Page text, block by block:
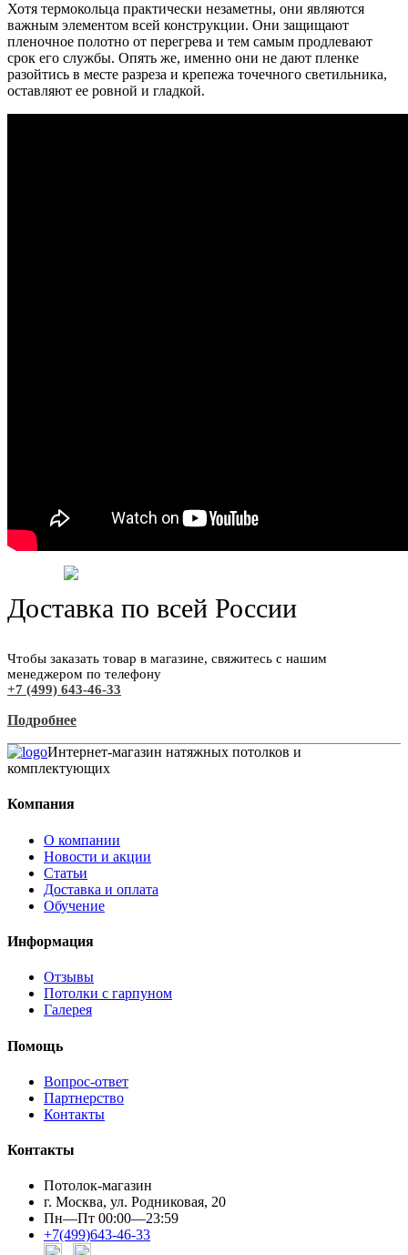
Хотя термокольца практически незаметны, они являются
важным элементом всей конструкции. Они защищают
пленочное полотно от перегрева и тем самым продлевают
срок его службы. Опять же, именно они не дают пленке
разойтись в месте разреза и крепежа точечного светильника,
оставляют ее ровной и гладкой.
Доставка по всей России
Чтобы заказать товар в магазине, свяжитесь с нашим
менеджером по телефону
+7 (499) 643-46-33
Подробнее
Интернет-магазин натяжных потолков и
комплектующих
Компания
О компании
Новости и акции
Статьи
Доставка и оплата
Обучение
Информация
Отзывы
Потолки с гарпуном
Галерея
Помощь
Вопрос-ответ
Партнерство
Контакты
Контакты
Потолок-магазин
г. Москва, ул. Родниковая, 20
Пн—Пт 00:00—23:59
+7(499)643-46-33